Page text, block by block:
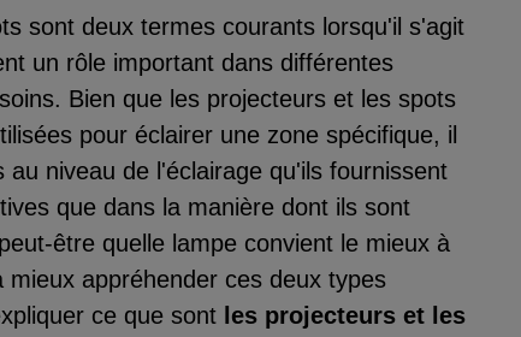
sont deux termes courants lorsqu'il s'agit
un rôle important dans différentes
Bien que les projecteurs et les spots
pour éclairer une zone spécifique, il
niveau de l'éclairage qu'ils fournissent
que dans la manière dont ils sont
être quelle lampe convient le mieux à
appréhender ces deux types
ce que sont les projecteurs et les